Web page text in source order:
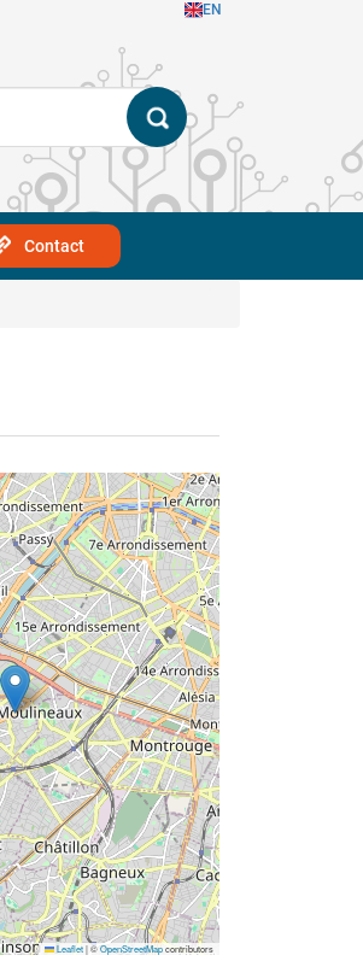
EN
Contact
Leaflet |©OpenStreetMapcontributors